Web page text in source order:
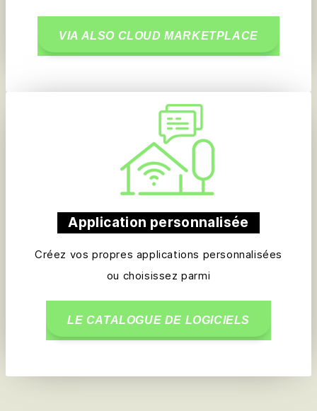
VIA ALSO CLOUD MARKETPLACE
Application personnalisée
Créez vos propres applications personnalisées
ou choisissez parmi
LE CATALOGUE DE LOGICIELS